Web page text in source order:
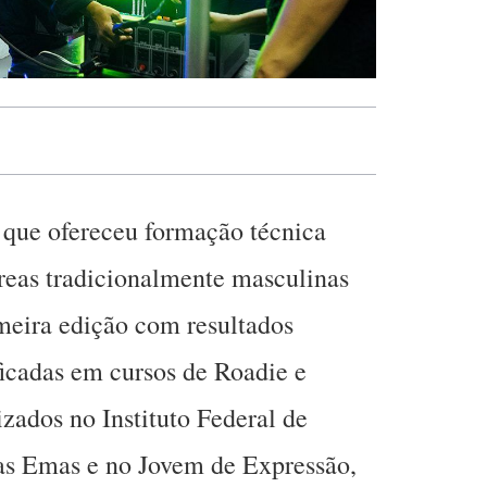
ofereceu formação técnica
tradicionalmente masculinas
edição com resultados
em cursos de Roadie e
no Instituto Federal de
e no Jovem de Expressão,